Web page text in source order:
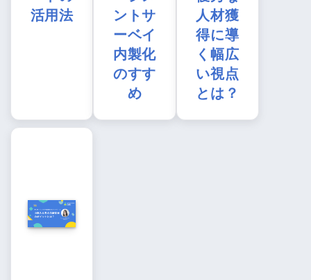
活用法
ントサ
ーベイ
内製化
のすす
め
人材獲
得に導
く幅広
い視点
とは？